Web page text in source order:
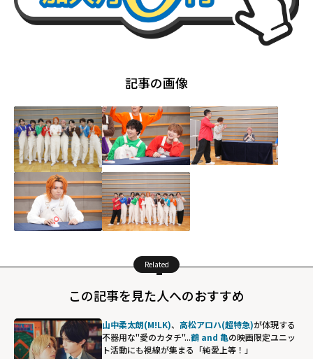
記事の画像
Related
この記事を見た人へのおすすめ
山中柔太朗(M!LK)、 高松アロハ(超特急)が体現する
不器用な"愛のカタチ"...鶴 and 亀の映画限定ユニッ
ト活動にも視線が集まる「純愛上等！」